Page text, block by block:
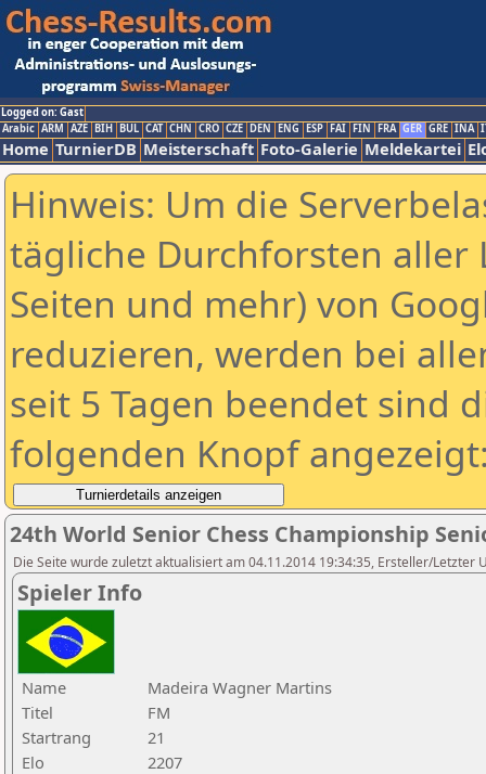
Logged on: Gast
Arabic ARM AZE BIH BUL CAT CHN CRO CZE DEN ENG ESP FAI FIN FRA GER GRE INA
Home TurnierDB Meisterschaft Foto-Galerie Meldekartei
Hinweis: Um die
tägliche Durchforsten aller
Seiten und mehr) von
reduzieren, werden bei
seit 5 Tagen beendet sind
folgenden Knopf
24th World Senior Chess Championship
Die Seite wurde zuletzt aktualisiert am 04.11.2014 19:34:35, Ersteller/Letzter
Spieler Info
Name
Madeira Wagner Martins
Titel
FM
Startrang
21
Elo
2207